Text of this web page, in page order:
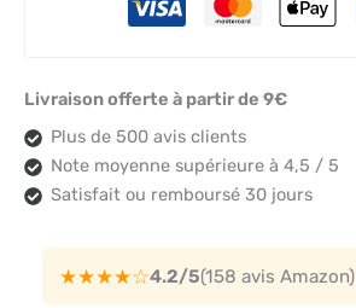
Livraison offerte à partir de 9€
Plus de 500 avis clients
Note moyenne supérieure à 4,5 / 5
Satisfait ou remboursé 30 jours
★★★★☆4.2/5(158 avis Amazon)